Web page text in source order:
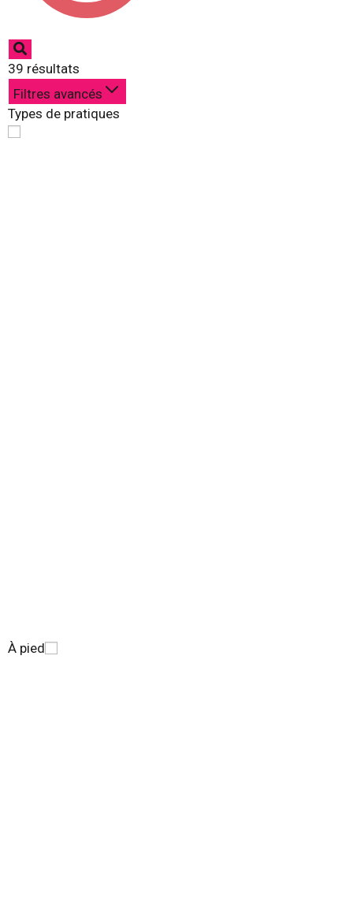
39 résultats
Filtres avancés
Types de pratiques
À pied